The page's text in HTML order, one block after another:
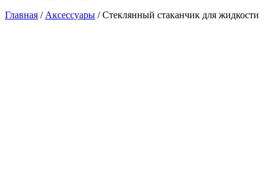
Главная / Аксессуары /Стеклянный стаканчик для жидкости